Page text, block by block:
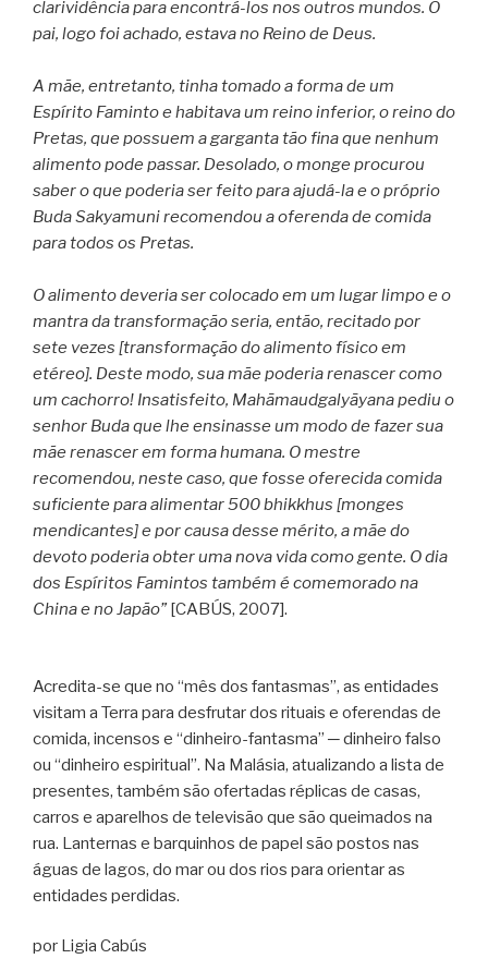
clarividência para encontrá-los nos outros mundos. O
pai, logo foi achado, estava no Reino de Deus.
A mãe, entretanto, tinha tomado a forma de um
Espírito Faminto e habitava um reino inferior, o reino do
Pretas, que possuem a garganta tão fina que nenhum
alimento pode passar. Desolado, o monge procurou
saber o que poderia ser feito para ajudá-la e o próprio
Buda Sakyamuni recomendou a oferenda de comida
para todos os Pretas.
O alimento deveria ser colocado em um lugar limpo e o
mantra da transformação seria, então, recitado por
sete vezes [transformação do alimento físico em
etéreo]. Deste modo, sua mãe poderia renascer como
um cachorro! Insatisfeito, Mahāmaudgalyāyana pediu o
senhor Buda que lhe ensinasse um modo de fazer sua
mãe renascer em forma humana. O mestre
recomendou, neste caso, que fosse oferecida comida
suficiente para alimentar 500 bhikkhus [monges
mendicantes] e por causa desse mérito, a mãe do
devoto poderia obter uma nova vida como gente. O dia
dos Espíritos Famintos também é comemorado na
China e no Japão”[CABÚS, 2007].
Acredita-se que no “mês dos fantasmas”, as entidades
visitam a Terra para desfrutar dos rituais e oferendas de
comida, incensos e “dinheiro-fantasma” ─ dinheiro falso
ou “dinheiro espiritual”. Na Malásia, atualizando a lista de
presentes, também são ofertadas réplicas de casas,
carros e aparelhos de televisão que são queimados na
rua. Lanternas e barquinhos de papel são postos nas
águas de lagos, do mar ou dos rios para orientar as
entidades perdidas.
por Ligia Cabús